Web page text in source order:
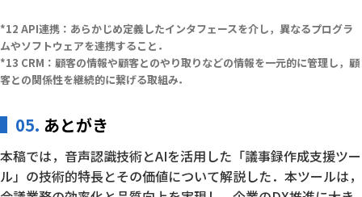
API連携：あらかじめ定義したインタフェースを介し，異なるプログラ
ムやソフトウェアを連携すること．
CRM：顧客の情報や顧客とのやり取りなどの情報を一元的に管理し，顧
客との関係性を継続的に繋げる取組み．
05. あとがき
本稿では，音声認識技術とAIを活用した「議事録作成支援ツー
ル」の技術的特長とその価値について解説した．本ツールは，